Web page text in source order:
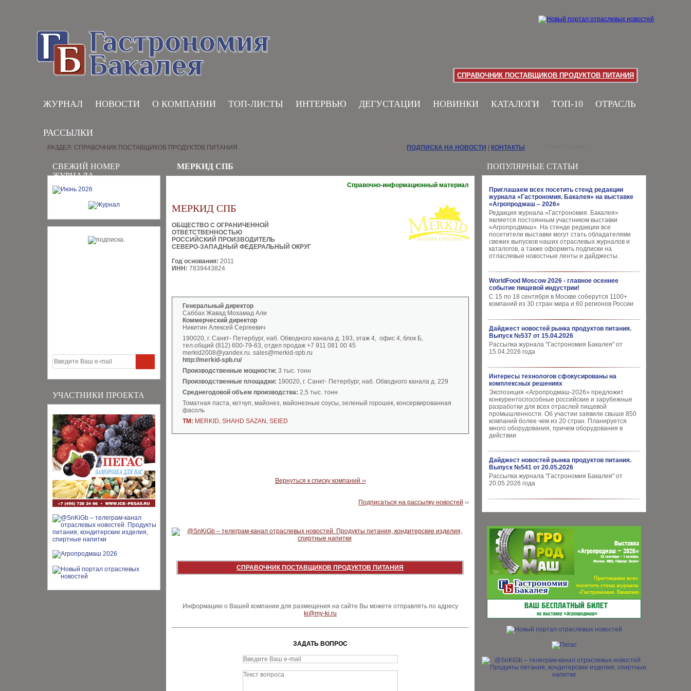
СПРАВОЧНИК ПОСТАВЩИКОВ ПРОДУКТОВ ПИТАНИЯ
ЖУРНАЛ НОВОСТИ О КОМПАНИИ ТОП-ЛИСТЫ ИНТЕРВЬЮ ДЕГУСТАЦИИ НОВИНКИ КАТАЛОГИ ТОП-10 ОТРАСЛЬ
РАССЫЛКИ
СВЕЖИЙ НОМЕР
ЖУРНАЛА
УЧАСТНИКИ ПРОЕКТА
ПОПУЛЯРНЫЕ СТАТЬИ
Приглашаем всех посетить стенд редакции
журнала «Гастрономия. Бакалея» на выставке
«Агропродмаш – 2026»
Редакция журнала «Гастрономия. Бакалея»
является постоянным участником выставки
«Агропродмаш». На стенде редакции все
посетители выставки могут стать обладателями
свежих выпусков наших отраслевых журналов и
каталогов, а также оформить подписки на
отласлевые новостные ленты и дайджесты.
WorldFood Moscow 2026 - главное осеннее
событие пищевой индустрии!
С 15 по 18 сентября в Москве соберутся 1100+
компаний из 30 стран мира и 60 регионов России
Дайджест новостей рынка продуктов питания.
Выпуск №537 от 15.04.2026
Рассылка журнала "Гастрономия Бакалея" от
15.04.2026 года
Интересы технологов сфокусированы на
комплексных решениях
Экспозиция «Агропродмаш-2026» предложит
конкурентоспособные российские и зарубежные
разработки для всех отраслей пищевой
промышленности. Об участии заявили свыше 850
компаний более чем из 20 стран. Планируется
много оборудования, причем оборудования в
действии
Дайджест новостей рынка продуктов питания.
Выпуск №541 от 20.05.2026
Рассылка журнала "Гастрономия Бакалея" от
20.05.2026 года
РАЗДЕЛ: СПРАВОЧНИК ПОСТАВЩИКОВ ПРОДУКТОВ ПИТАНИЯ ПОДПИСКА НА НОВОСТИ КОНТАКТЫ
МЕРКИД СПБ
Справочно-информационный материал
МЕРКИД СПБ
ОБЩЕСТВО С ОГРАНИЧЕННОЙ
ОТВЕТСТВЕННОСТЬЮ
РОССИЙСКИЙ ПРОИЗВОДИТЕЛЬ
СЕВЕРО-ЗАПАДНЫЙ ФЕДЕРАЛЬНЫЙ ОКРУГ
Год основания: 2011
ИНН: 7839443824
Генеральный директор
Саббах Жавад Мохамад Али
Коммерческий директор
Никитин Алексей Сергеевич
190020, г. Санкт- Петербург, наб. Обводного канала д. 193, этаж 4, офис 4, блок Б,
тел.общий (812) 600-79-63, отдел продаж +7 911 081 00 45
merkid2008@yandex.ru. sales@merkid-spb.ru
http://merkid-spb.ru/
Производственные мощности: 3 тыс. тонн
Производственные площадки: 190020, г. Санкт- Петербург, наб. Обводного канала д. 229
Среднегодовой объем производства: 2,5 тыс. тонн
Томатная паста, кетчуп, майонез, майонезные соусы, зеленый горошек, консервированная
фасоль
ТМ: MERKID, SHAHD SAZAN, SEIED
Вернуться к списку компаний ››
Подписаться на рассылку новостей ››
СПРАВОЧНИК ПОСТАВЩИКОВ ПРОДУКТОВ ПИТАНИЯ
Информацию о Вашей компании для размещения на сайте Вы можете отправлять по адресу
ki@my-ki.ru
ЗАДАТЬ ВОПРОС